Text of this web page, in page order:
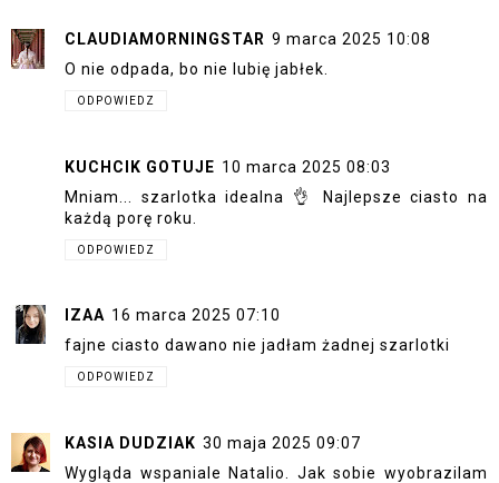
CLAUDIAMORNINGSTAR 9 marca 2025 10:08
O nie odpada, bo nie lubię jabłek.
ODPOWIEDZ
KUCHCIK GOTUJE 10 marca 2025 08:03
Mniam... szarlotka idealna 👌 Najlepsze ciasto na
każdą porę roku.
ODPOWIEDZ
IZAA 16 marca 2025 07:10
fajne ciasto dawano nie jadłam żadnej szarlotki
ODPOWIEDZ
KASIA DUDZIAK 30 maja 2025 09:07
Wygląda wspaniale Natalio. Jak sobie wyobrazilam